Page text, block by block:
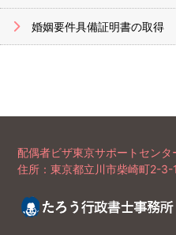
婚姻要件具備証明書の取得
配偶者ビザ東京サポートセンタ
住所：東京都立川市柴崎町2-3-